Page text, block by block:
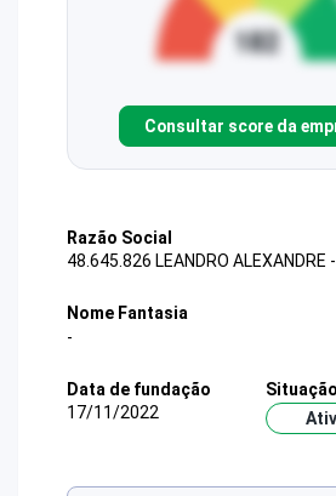
Consultar score da
Razão Social
48.645.826 LEANDRO ALEXANDRE
Nome Fantasia
-
Data de fundação
17/11/2022